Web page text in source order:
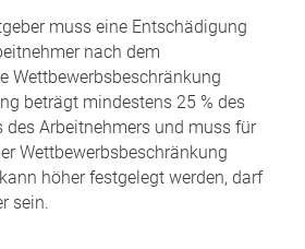
muss eine Entschädigung
nach dem
Wettbewerbsbeschränkung
beträgt mindestens 25 % des
des Arbeitnehmers und muss für
Wettbewerbsbeschränkung
höher festgelegt werden, darf
sein.